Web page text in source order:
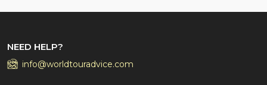
NEED HELP?
info@worldtouradvice.com